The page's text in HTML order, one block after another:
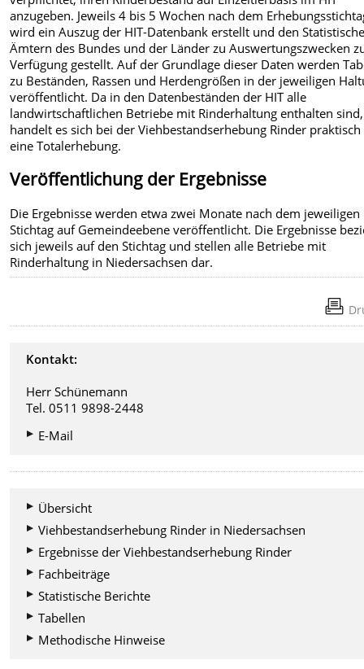
anzugeben. Jeweils 4 bis 5 Wochen nach dem
wird ein Auszug der HIT-Datenbank erstellt und den
Ämtern des Bundes und der Länder zu Auswertungszwecken
Verfügung gestellt. Auf der Grundlage dieser Daten werden
zu Beständen, Rassen und Herdengrößen in der jeweiligen
veröffentlicht. Da in den Datenbeständen der HIT alle
landwirtschaftlichen Betriebe mit Rinderhaltung enthalten sind,
handelt es sich bei der Viehbestandserhebung Rinder
eine Totalerhebung.
Veröffentlichung der Ergebnisse
Die Ergebnisse werden etwa zwei Monate nach dem jeweiligen
Stichtag auf Gemeindeebene veröffentlicht. Die Ergebnisse
sich jeweils auf den Stichtag und stellen alle Betriebe mit
Rinderhaltung in Niedersachsen dar.
Kontakt:
Herr Schünemann
Tel. 0511 9898-2448
E-Mail
Übersicht
Viehbestandserhebung Rinder in Niedersachsen
Ergebnisse der Viehbestandserhebung Rinder
Fachbeiträge
Statistische Berichte
Tabellen
Methodische Hinweise